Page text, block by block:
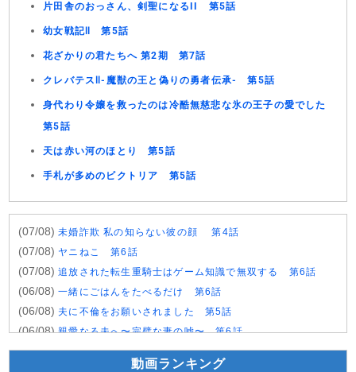
片田舎のおっさん、剣聖になるII 第5話
幼女戦記Ⅱ 第5話
花ざかりの君たちへ 第2期 第7話
クレバテスⅡ-魔獣の王と偽りの勇者伝承- 第5話
身代わり令嬢を救ったのは冷酷無慈悲な氷の王子の愛でした
第5話
天は赤い河のほとり 第5話
手札が多めのビクトリア 第5話
(07/08)未婚詐欺 私の知らない彼の顔 第4話
(07/08) ヤニねこ 第6話
(07/08)追放された転生重騎士はゲーム知識で無双する 第6話
(06/08)一緒にごはんをたべるだけ 第6話
(06/08) 夫に不倫をお願いされました 第5話
(06/08)親愛なる夫へ〜完璧な妻の嘘〜 第6話
(06/08)落第賢者の学院無双〜二度目の転生、Sランクチート魔術
動画ランキング